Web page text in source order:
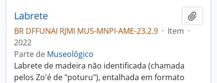
Labrete
BR DFFUNAI RJMI MUS-MNPI-AME-23.2.9 · Item ·
2022
Parte de Museológico
Labrete de madeira não identificada (chamada
pelos Zo'é de "poturu"), entalhada em formato